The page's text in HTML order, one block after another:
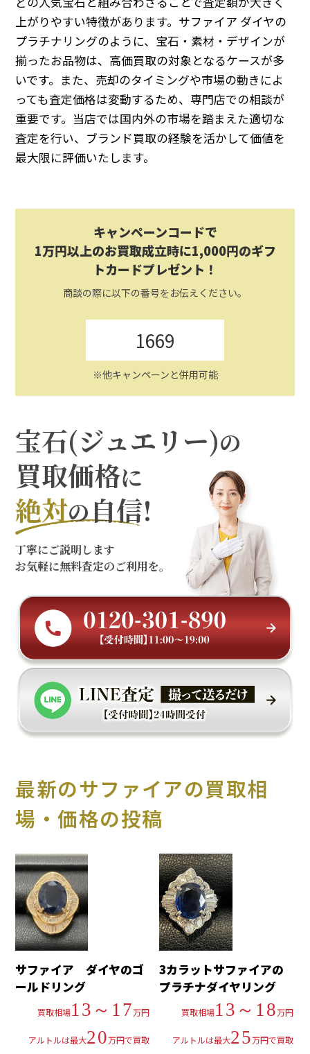
上がりやすい特徴があります。サファイア ダイヤの
プラチナリングのように、宝石・素材・デザインが
揃ったお品物は、高価買取の対象となるケースが多
いです。また、売却のタイミングや市場の動きによ
っても査定価格は変動するため、専門店での相談が
重要です。当店では国内外の市場を踏まえた適切な
査定を行い、ブランド買取の経験を活かして価値を
最大限に評価いたします。
キャンペーンコードで
1万円以上のお買取成立時に1,000円のギフ
トカードプレゼント！
商談の際に以下の番号をお伝えください。
1669
※他キャンペーンと併用可能
宝石(ジュエリー)の
買取価格に
絶対の自信!
丁寧にご説明します
お気軽に無料査定のご利用を。
最新のサファイアの買取相
場・価格の投稿
サファイア ダイヤのゴ
ールドリング
買取相場13～17万円
アルトルは最大20万円で買取
3カラットサファイアの
プラチナダイヤリング
買取相場13～18万円
アルトルは最大25万円で買取